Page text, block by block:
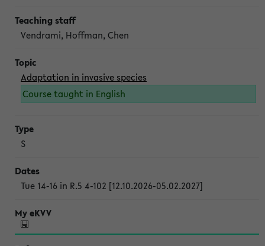
Vendrami, Hoffman, Chen
Adaptation in invasive species
Course taught in English
S
Tue 14-16 in R.5 4-102 [12.10.2026-05.02.2027]